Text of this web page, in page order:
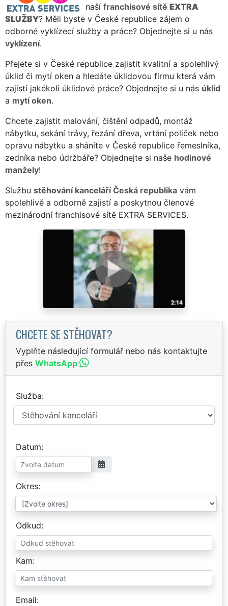
naší franchisové sítě EXTRA
SLUŽBY? Měli byste v České republice zájem o
odborné vyklízecí služby a práce? Objednejte si u nás
vyklízení.
Přejete si v České republice zajistit kvalitní a spolehlivý
úklid či mytí oken a hledáte úklidovou firmu která vám
zajistí jakékoli úklidové práce? Objednejte si u nás úklid
a mytí oken.
Chcete zajistit malování, čištění odpadů, montáž
nábytku, sekání trávy, řezání dřeva, vrtání poliček nebo
opravu nábytku a sháníte v České republice řemeslníka,
zedníka nebo údržbáře? Objednejte si naše hodinové
manžely!
Službu stěhování kanceláří Česká republika vám
spolehlivě a odborně zajistí a poskytnou členové
mezinárodní franchisové sítě EXTRA SERVICES.
CHCETE SE STĚHOVAT?
Vyplňte následující formulář nebo nás kontaktujte
přes WhatsApp
Služba
Datum
Okres
Odkud
Kam
Email